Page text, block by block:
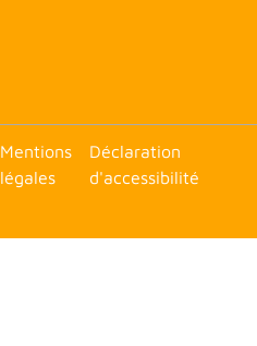
<none>
Mentions
légales
Déclaration
d'accessibilité